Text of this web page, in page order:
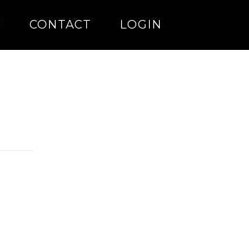
CONTACT LOGIN